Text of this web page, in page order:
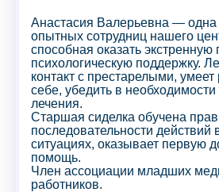
Анастасия Валерьевна —
опытных сотрудниц нашего
способная оказать
психологическую поддержку.
контакт с престарелыми,
себе, убедить в
лечения.
Старшая сиделка обучена
последовательности действий
ситуациях, оказывает первую
помощь.
Член ассоциации младших
работников.